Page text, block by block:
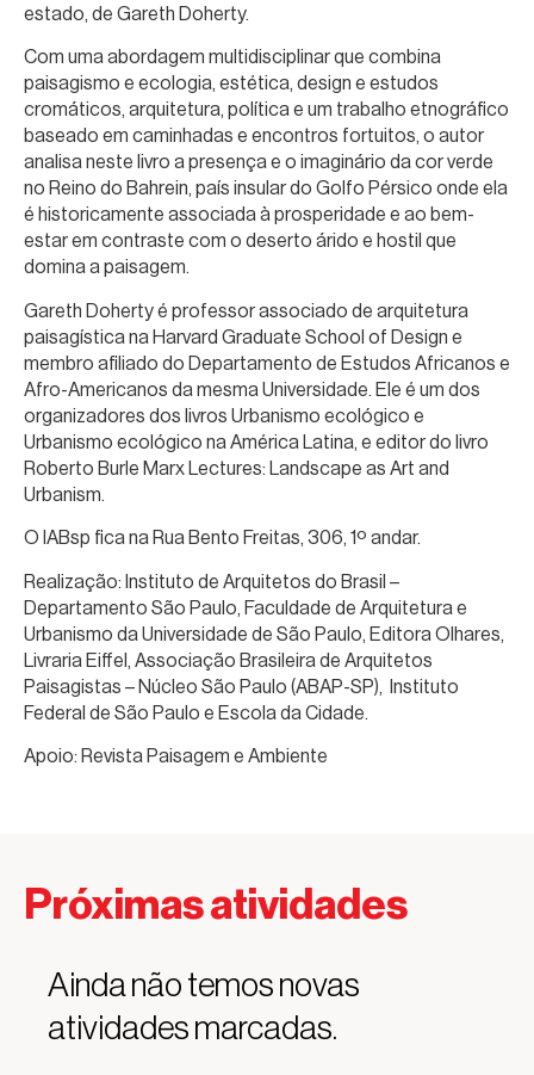
estado, de Gareth Doherty.
Com uma abordagem multidisciplinar que combina
paisagismo e ecologia, estética, design e estudos
cromáticos, arquitetura, política e um trabalho etnográfico
baseado em caminhadas e encontros fortuitos, o autor
analisa neste livro a presença e o imaginário da cor verde
no Reino do Bahrein, país insular do Golfo Pérsico onde ela
é historicamente associada à prosperidade e ao bem-
estar em contraste com o deserto árido e hostil que
domina a paisagem.
Gareth Doherty é professor associado de arquitetura
paisagística na Harvard Graduate School of Design e
membro afiliado do Departamento de Estudos Africanos e
Afro-Americanos da mesma Universidade. Ele é um dos
organizadores dos livros Urbanismo ecológico e
Urbanismo ecológico na América Latina, e editor do livro
Roberto Burle Marx Lectures: Landscape as Art and
Urbanism.
O IABsp fica na Rua Bento Freitas, 306, 1º andar.
Realização: Instituto de Arquitetos do Brasil –
Departamento São Paulo, Faculdade de Arquitetura e
Urbanismo da Universidade de São Paulo, Editora Olhares,
Livraria Eiffel, Associação Brasileira de Arquitetos
Paisagistas – Núcleo São Paulo (ABAP-SP), Instituto
Federal de São Paulo e Escola da Cidade.
Apoio: Revista Paisagem e Ambiente
Próximas atividades
Ainda não temos novas
atividades marcadas.